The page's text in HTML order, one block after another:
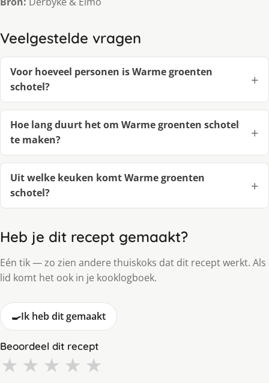
Veelgestelde vragen
Voor hoeveel personen is Warme groenten
schotel?
Hoe lang duurt het om Warme groenten schotel
te maken?
Uit welke keuken komt Warme groenten
schotel?
Heb je dit recept gemaakt?
Eén tik — zo zien andere thuiskoks dat dit recept werkt. Als
lid komt het ook in je kooklogboek.
🍳Ik heb dit gemaakt
Beoordeel dit recept
★ ★ ★ ★ ★